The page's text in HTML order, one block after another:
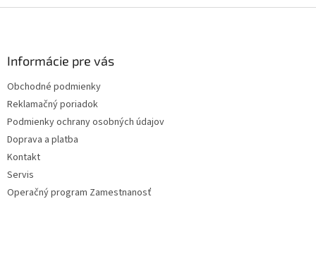
Informácie pre vás
Obchodné podmienky
Reklamačný poriadok
Podmienky ochrany osobných údajov
Doprava a platba
Kontakt
Servis
Operačný program Zamestnanosť